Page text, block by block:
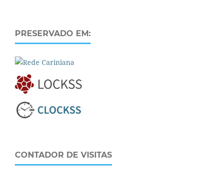
PRESERVADO EM:
CONTADOR DE VISITAS